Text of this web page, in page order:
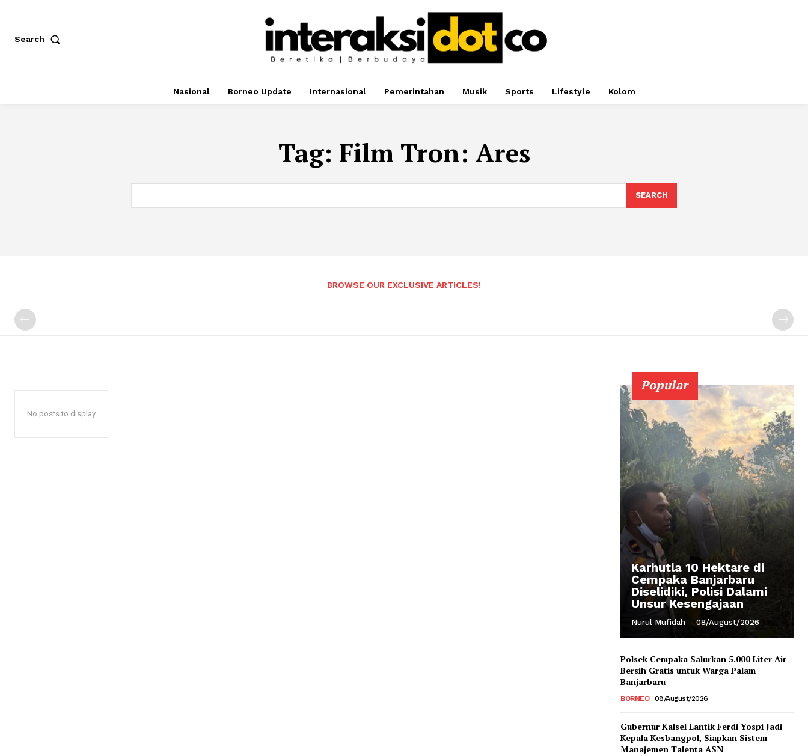
Search
Nasional Borneo Update Internasional Pemerintahan Musik Sports Lifestyle Kolom
Tag: Film Tron: Ares
SEARCH
BROWSE OUR EXCLUSIVE ARTICLES!
No posts to display
Popular
Karhutla 10 Hektare di
Cempaka Banjarbaru
Diselidiki, Polisi Dalami
Unsur Kesengajaan
Nurul Mufidah - 08/August/2026
Polsek Cempaka Salurkan 5.000 Liter Air
Bersih Gratis untuk Warga Palam
Banjarbaru
BORNEO 08/August/2026
Gubernur Kalsel Lantik Ferdi Yospi Jadi
Kepala Kesbangpol, Siapkan Sistem
Manajemen Talenta ASN